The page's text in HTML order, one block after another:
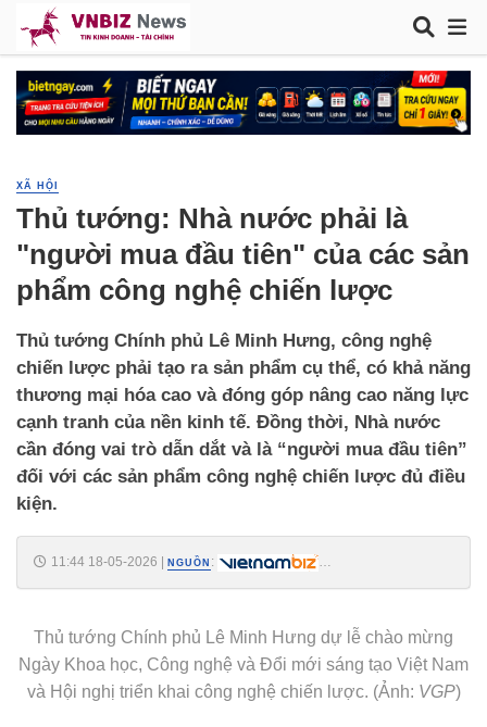
XÃ HỘI
Thủ tướng: Nhà nước phải là
"người mua đầu tiên" của các sản
phẩm công nghệ chiến lược
Thủ tướng Chính phủ Lê Minh Hưng, công nghệ
chiến lược phải tạo ra sản phẩm cụ thể, có khả năng
thương mại hóa cao và đóng góp nâng cao năng lực
cạnh tranh của nền kinh tế. Đồng thời, Nhà nước
cần đóng vai trò dẫn dắt và là “người mua đầu tiên”
đối với các sản phẩm công nghệ chiến lược đủ điều
kiện.
11:44 18-05-2026 NGUỒN :
Thủ tướng Chính phủ Lê Minh Hưng dự lễ chào mừng
Ngày Khoa học, Công nghệ và Đổi mới sáng tạo Việt Nam
và Hội nghị triển khai công nghệ chiến lược. (Ảnh: VGP)